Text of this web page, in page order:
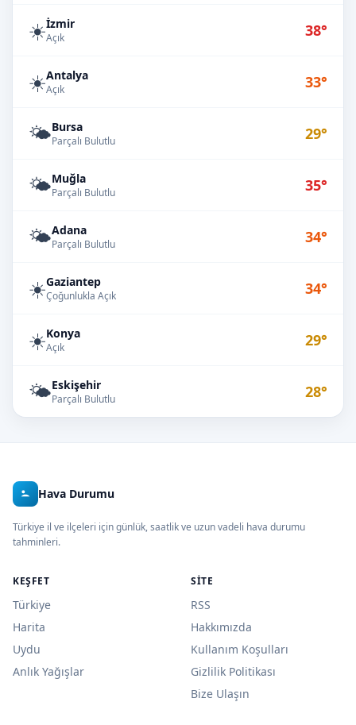
☀️İzmir
Açık 38°
☀️Antalya
Açık 33°
🌤️Bursa
Parçalı Bulutlu 29°
🌤️Muğla
Parçalı Bulutlu 35°
🌤️Adana
Parçalı Bulutlu 34°
☀️Gaziantep
Çoğunlukla Açık 34°
☀️Konya
Açık 29°
🌤️Eskişehir
Parçalı Bulutlu 28°
Hava Durumu
Türkiye il ve ilçeleri için günlük, saatlik ve uzun vadeli hava durumu
tahminleri.
KEŞFET
Türkiye
Harita
Uydu
Anlık Yağışlar
SITE
RSS
Hakkımızda
Kullanım Koşulları
Gizlilik Politikası
Bize Ulaşın